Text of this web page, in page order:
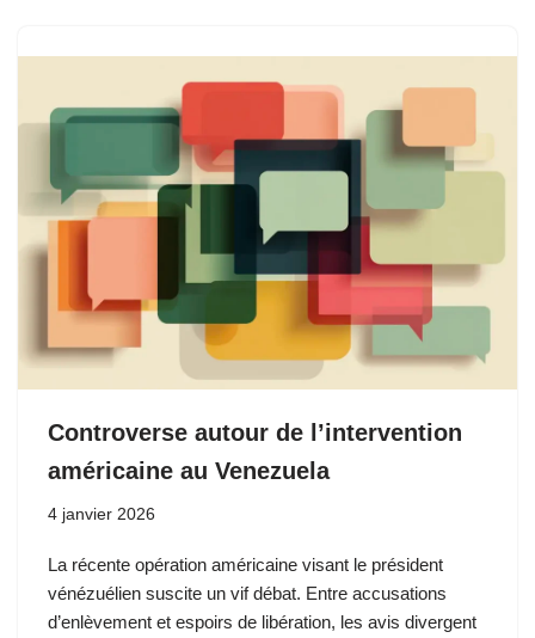
Controverse autour de l’intervention
américaine au Venezuela
4 janvier 2026
La récente opération américaine visant le président
vénézuélien suscite un vif débat. Entre accusations
d’enlèvement et espoirs de libération, les avis divergent